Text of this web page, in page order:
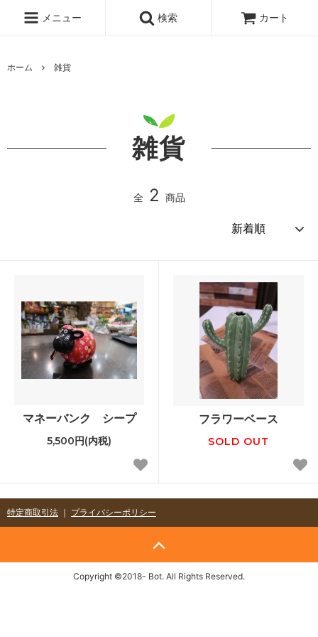
メニュー 検索 カート
ホーム 雑貨
雑貨
全 2 商品
マネーバンク シープ
5,500円(内税)
フラワーベース
SOLD OUT
特定商取引法 ｜ プライバシーポリシー
Copyright ©2018- Bot. All Rights Reserved.